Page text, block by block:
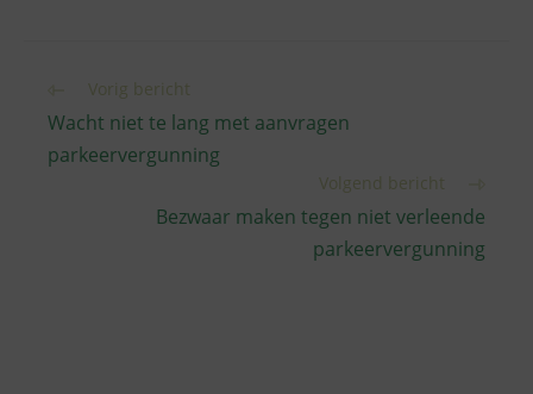
meer
artikelen
Vorig bericht
Wacht niet te lang met aanvragen
parkeervergunning
Volgend bericht
Bezwaar maken tegen niet verleende
parkeervergunning